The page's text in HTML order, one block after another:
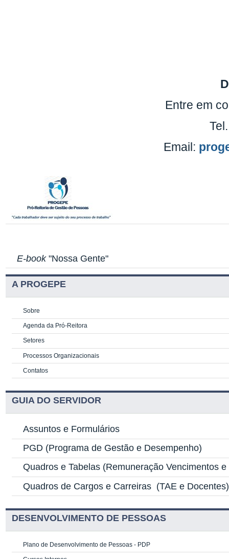
Entre em
Email:
E-book"Nossa Gente"
A PROGEPE
Sobre
Agenda da Pró-Reitora
Setores
Processos Organizacionais
Contatos
GUIA DO SERVIDOR
Assuntos e Formulários
PGD (Programa de Gestão e Desempenho)
Quadros e Tabelas (Remuneração Vencimentos
Quadros de Cargos e Carreiras (TAE e Docentes)
DESENVOLVIMENTO DE PESSOAS
Plano de Desenvolvimento de Pessoas - PDP